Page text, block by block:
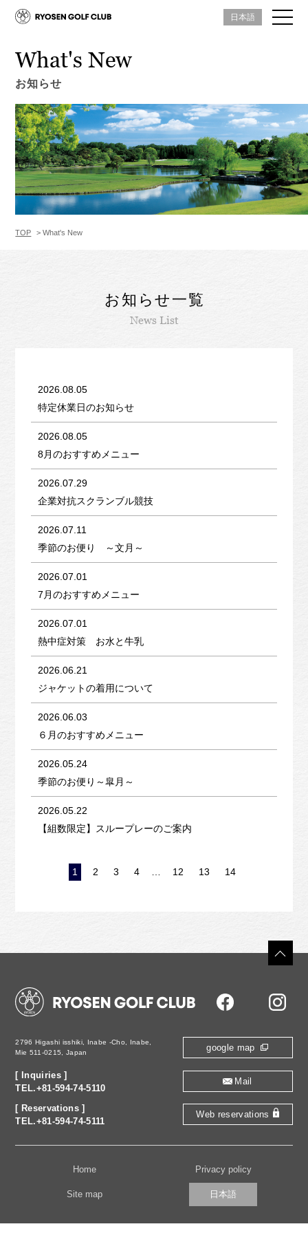
日本語
What's New
お知らせ
TOP What's New
お知らせ一覧
News List
2026.08.05
特定休業日のお知らせ
2026.08.05
8月のおすすめメニュー
2026.07.29
企業対抗スクランブル競技
2026.07.11
季節のお便り ～文月～
2026.07.01
7月のおすすめメニュー
2026.07.01
熱中症対策 お水と牛乳
2026.06.21
ジャケットの着用について
2026.06.03
６月のおすすめメニュー
2026.05.24
季節のお便り～皐月～
2026.05.22
【組数限定】スループレーのご案内
1 2 3 4 … 12 13 14
2796 Higashi isshiki,
Inabe -Cho, Inabe,
Mie 511-0215, Japan
google map
[ Inquiries ]
TEL.+81-594-74-5110
Mail
[ Reservations ]
TEL.+81-594-74-5111
Web reservations
Home Privacy policy
Site map 日本語